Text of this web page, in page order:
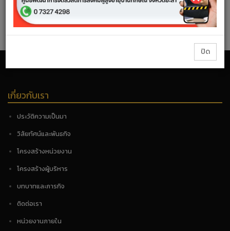
แผนปฏิบัติราชการ
เกี่ยวกับเรา
ประวัติความเป็นมา
วิสัยทัศน์และพันธกิจ
โครงสร้างหน่วยงาน
โครงสร้างผู้บริหาร
บทบาทและภารกิจ
ติดต่อเรา
หน่วยงานภายใน
ปิด